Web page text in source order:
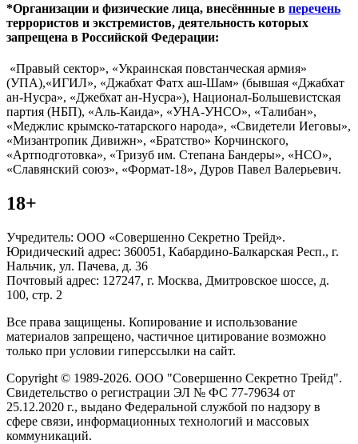
*Организации и физические лица, внесённные в перечень
террористов и экстремистов, деятельность которых
запрещена в Российской Федерации:
«Правый сектор», «Украинская повстанческая армия»
(УПА),«ИГИЛ», «Джабхат Фатх аш-Шам» (бывшая «Джабхат
ан-Нусра», «Джебхат ан-Нусра»), Национал-Большевистская
партия (НБП), «Аль-Каида», «УНА-УНСО», «Талибан»,
«Меджлис крымско-татарского народа», «Свидетели Иеговы»,
«Мизантропик Дивижн», «Братство» Корчинского,
«Артподготовка», «Тризуб им. Степана Бандеры», «НСО»,
«Славянский союз», «Формат-18», Дуров Павел Валерьевич.
18+
Учредитель: ООО «Совершенно Секретно Трейд».
Юридический адрес: 360051, Кабардино-Балкарская Респ., г.
Нальчик, ул. Пачева, д. 36
Почтовый адрес: 127247, г. Москва, Дмитровское шоссе, д.
100, стр. 2
Все права защищены. Копирование и использование
материалов запрещено, частичное цитирование возможно
только при условии гиперссылки на сайт.
Copyright © 1989-2026. ООО "Совершенно Секретно Трейд".
Свидетельство о регистрации ЭЛ № ФС 77-79634 от
25.12.2020 г., выдано Федеральной службой по надзору в
сфере связи, информационных технологий и массовых
коммуникаций.